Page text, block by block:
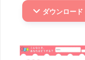
ダウンロード